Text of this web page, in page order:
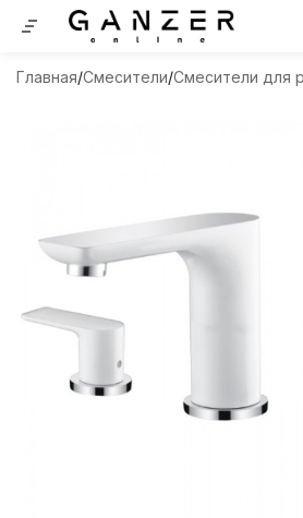
Главная Смесители Смесители для